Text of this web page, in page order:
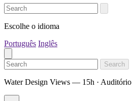
Escolhe o idioma
Português Inglês
Search
Water Design Views — 15h · Auditório